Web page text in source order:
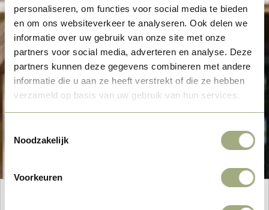
personaliseren, om functies voor social media te bieden
en om ons websiteverkeer te analyseren. Ook delen we
informatie over uw gebruik van onze site met onze
partners voor social media, adverteren en analyse. Deze
partners kunnen deze gegevens combineren met andere
informatie die u aan ze heeft verstrekt of die ze hebben
verzameld op basis van uw gebruik van hun services.
Noodzakelijk
Voorkeuren